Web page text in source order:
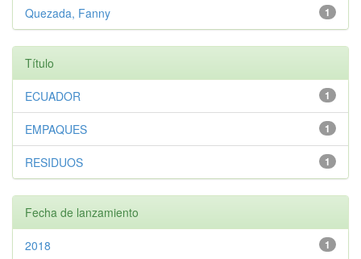
1
Quezada, Fanny
Título
1
ECUADOR
1
EMPAQUES
1
RESIDUOS
Fecha de lanzamiento
1
2018